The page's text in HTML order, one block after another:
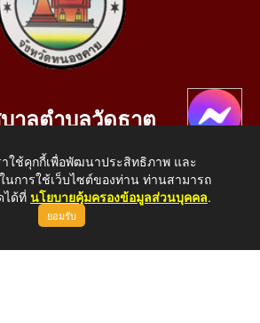
าลตำบลวัดธาตุ
อง จ.หนองคาย 43000
414758 โทรสาร: 042-414759
าใช้คุกกี้เพื่อพัฒนาประสิทธิภาพ และ
การใช้เว็บไซต์ของท่าน ท่านสามารถ
ได้ที่ นโยบายคุ้มครองข้อมูลส่วนบุคคล.
ยอมรับ